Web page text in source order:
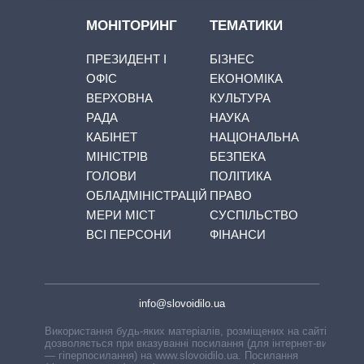
МОНІТОРИНГ
ПРЕЗИДЕНТ І
ОФІС
ВЕРХОВНА
РАДА
КАБІНЕТ
МІНІСТРІВ
ГОЛОВИ
ОБЛАДМІНІСТРАЦІЙ
МЕРИ МІСТ
ВСІ ПЕРСОНИ
ТЕМАТИКИ
БІЗНЕС
ЕКОНОМІКА
КУЛЬТУРА
НАУКА
НАЦІОНАЛЬНА
БЕЗПЕКА
ПОЛІТИКА
ПРАВО
СУСПІЛЬСТВО
ФІНАНСИ
info@slovoidilo.ua
Використання будь-яких матеріалів, розміщених на сайті,
дозволяється при вказуванні посилання (для інтернет-видань
— гіперпосилання) на www.slovoidilo.ua. Посилання